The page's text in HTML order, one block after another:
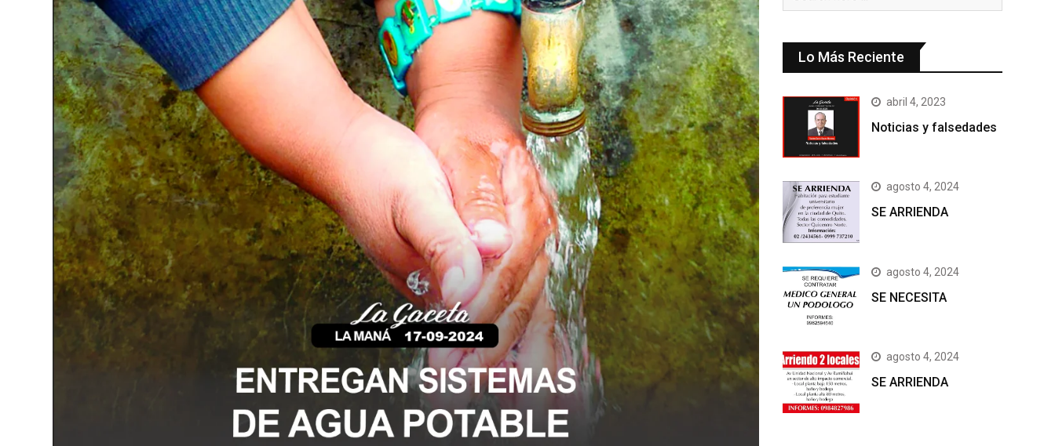
Lo Más Reciente
abril 4, 2023
Noticias y falsedades
agosto 4, 2024
SE ARRIENDA
agosto 4, 2024
SE NECESITA
agosto 4, 2024
SE ARRIENDA